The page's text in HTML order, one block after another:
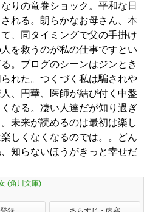
りの竜巻ショック。平和な日
れる。朗らかなお母さん、本
、同タイミングで父の手掛け
を救うのが私の仕事ですとい
。ブログのシーンはジンとき
れた。つくづく私は騙されや
、円華、医師が結び付く中盤
なる。凄い人達だが知り過ぎ
未来が読めるのは最初は楽し
しくなくなるのでは。。どん
知らないほうがきっと幸せだ
(角川文庫)